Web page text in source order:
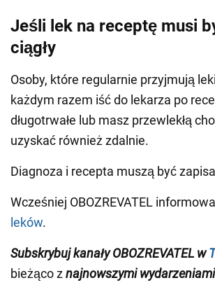
Jeśli lek na receptę musi
ciągły
Osoby, które regularnie przyjmują
każdym razem iść do lekarza po
długotrwałe lub masz przewlekłą
uzyskać również zdalnie.
Diagnoza i recepta muszą być
Wcześniej OBOZREVATEL
leków.
Subskrybuj kanały OBOZREVATEL w
bieżąco znajnowszymi wydarzeniami